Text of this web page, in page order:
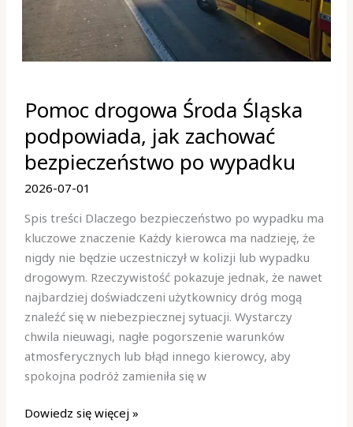
Pomoc drogowa Środa Śląska
podpowiada, jak zachować
bezpieczeństwo po wypadku
2026-07-01
Spis treści Dlaczego bezpieczeństwo po wypadku ma
kluczowe znaczenie Każdy kierowca ma nadzieję, że
nigdy nie będzie uczestniczył w kolizji lub wypadku
drogowym. Rzeczywistość pokazuje jednak, że nawet
najbardziej doświadczeni użytkownicy dróg mogą
znaleźć się w niebezpiecznej sytuacji. Wystarczy
chwila nieuwagi, nagłe pogorszenie warunków
atmosferycznych lub błąd innego kierowcy, aby
spokojna podróż zamieniła się w
drogowa
Śląska
podpowiada,
jak
bezpieczeństwo
po
wypadku
Dowiedz się więcej »